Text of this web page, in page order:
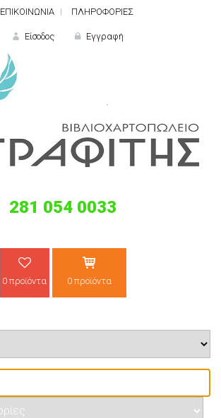
ΕΠΙΚΟΙΝΩΝΙΑ ΠΛΗΡΟΦΟΡΙΕΣ
Είσοδος
ΝΕΟΣ ΠΕΛΑΤΗΣ;
Εγγραφή
281 054 0033
0 προϊόντα 0 προϊόντα